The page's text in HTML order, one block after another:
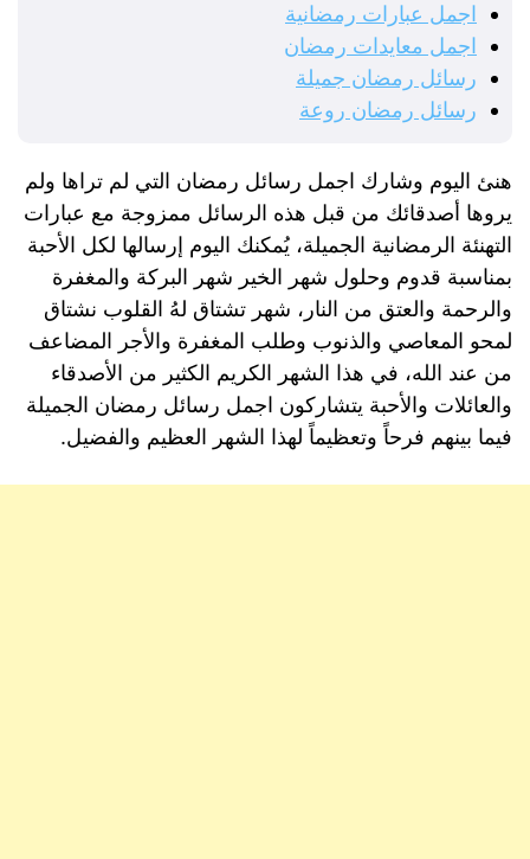
اجمل عبارات رمضانية
اجمل معايدات رمضان
رسائل رمضان جميلة
رسائل رمضان روعة
هنئ اليوم وشارك اجمل رسائل رمضان التي لم تراها ولم
يروها أصدقائك من قبل هذه الرسائل ممزوجة مع عبارات
التهنئة الرمضانية الجميلة، يُمكنك اليوم إرسالها لكل الأحبة
بمناسبة قدوم وحلول شهر الخير شهر البركة والمغفرة
والرحمة والعتق من النار، شهر تشتاق لهُ القلوب نشتاق
لمحو المعاصي والذنوب وطلب المغفرة والأجر المضاعف
من عند الله، في هذا الشهر الكريم الكثير من الأصدقاء
والعائلات والأحبة يتشاركون اجمل رسائل رمضان الجميلة
فيما بينهم فرحاً وتعظيماً لهذا الشهر العظيم والفضيل.